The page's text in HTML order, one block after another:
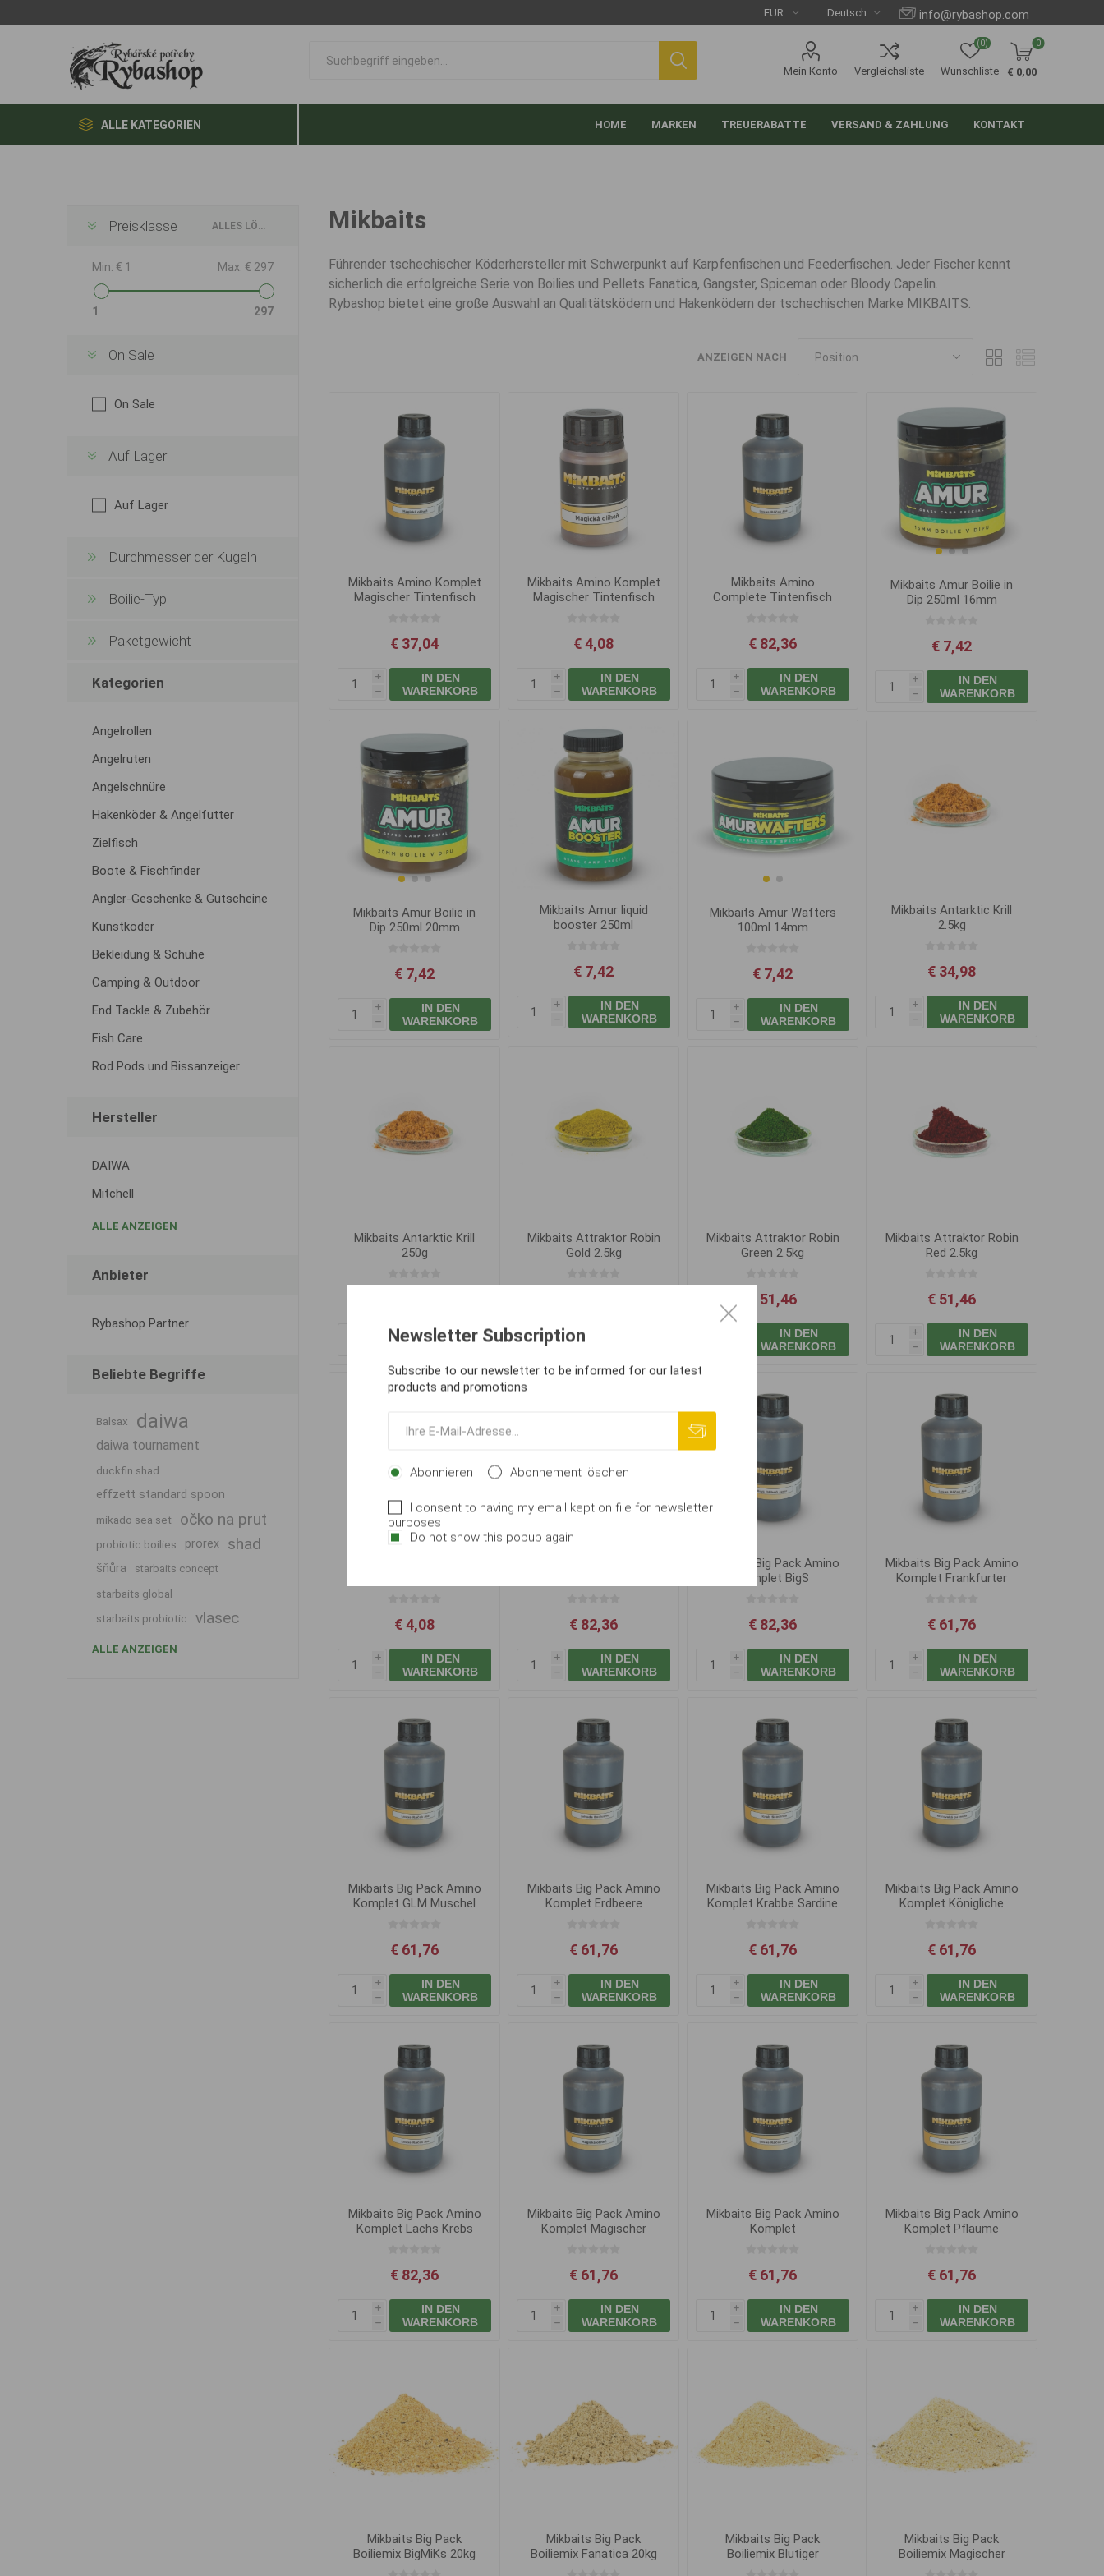
info@rybashop.com
Mein Konto Vergleichsliste Wunschliste
(0) 0
€ 0,00
ALLE KATEGORIEN HOME MARKEN TREUERABATTE VERSAND & ZAHLUNG KONTAKT
Mikbaits
Führender tschechischer Köderhersteller mit Schwerpunkt auf Karpfenfischen und Feederfischen. Jeder Fischer kennt
sicherlich die erfolgreiche Serie von Boilies und Pellets Fanatica, Gangster, Spiceman oder Bloody Capelin.
Rybashop bietet eine große Auswahl an Qualitätsködern und Hakenködern der tschechischen Marke MIKBAITS.
ANZEIGEN NACH
Mikbaits Amino Komplet
Magischer Tintenfisch
€ 37,04
i
h
IN DEN
WARENKORB
Mikbaits Amino Komplet
Magischer Tintenfisch
€ 4,08
i
h
IN DEN
WARENKORB
Mikbaits Amino
Complete Tintenfisch
€ 82,36
i
h
IN DEN
WARENKORB
Mikbaits Amur Boilie in
Dip 250ml 16mm
€ 7,42
i
h
IN DEN
WARENKORB
Mikbaits Amur Boilie in
Dip 250ml 20mm
€ 7,42
i
h
IN DEN
WARENKORB
Mikbaits Amur liquid
booster 250ml
€ 7,42
i
h
IN DEN
WARENKORB
Mikbaits Amur Wafters
100ml 14mm
€ 7,42
i
h
IN DEN
WARENKORB
Mikbaits Antarktic Krill
2.5kg
€ 34,98
i
h
IN DEN
WARENKORB
Mikbaits Antarktic Krill
250g
IN DEN
WARENKORB
Mikbaits Attraktor Robin
Gold 2.5kg
i
WARENKORB
Mikbaits Attraktor Robin
Green 2.5kg
€ 51,46
IN DEN
WARENKORB
Mikbaits Attraktor Robin
Red 2.5kg
€ 51,46
i
h
IN DEN
WARENKORB
€ 4,08
i
h
IN DEN
WARENKORB
€ 82,36
i
h
IN DEN
WARENKORB
Mikbaits Big Pack Amino
Komplet BigS
€ 82,36
i
h
IN DEN
WARENKORB
Mikbaits Big Pack Amino
Komplet Frankfurter
€ 61,76
i
h
IN DEN
WARENKORB
Mikbaits Big Pack Amino
Komplet GLM Muschel
€ 61,76
i
h
IN DEN
WARENKORB
Mikbaits Big Pack Amino
Komplet Erdbeere
€ 61,76
i
h
IN DEN
WARENKORB
Mikbaits Big Pack Amino
Komplet Krabbe Sardine
€ 61,76
i
h
IN DEN
WARENKORB
Mikbaits Big Pack Amino
Komplet Königliche
€ 61,76
i
h
IN DEN
WARENKORB
Mikbaits Big Pack Amino
Komplet Lachs Krebs
€ 82,36
i
h
IN DEN
WARENKORB
Mikbaits Big Pack Amino
Komplet Magischer
€ 61,76
i
h
IN DEN
WARENKORB
Mikbaits Big Pack Amino
Komplet
€ 61,76
i
h
IN DEN
WARENKORB
Mikbaits Big Pack Amino
Komplet Pflaume
€ 61,76
i
h
IN DEN
WARENKORB
Mikbaits Big Pack
Boiliemix BigMiKs 20kg
Mikbaits Big Pack
Boiliemix Fanatica 20kg
Mikbaits Big Pack
Boiliemix Blutiger
Mikbaits Big Pack
Boiliemix Magischer
ALLES LÖSCHEN
Preisklasse
Min: € 1 Max: € 297
1 297
On Sale
On Sale
Auf Lager
Auf Lager
Durchmesser der Kugeln
Boilie-Typ
Paketgewicht
Kategorien
Angelrollen
Angelruten
Angelschnüre
Hakenköder & Angelfutter
Zielfisch
Boote & Fischfinder
Angler-Geschenke & Gutscheine
Kunstköder
Bekleidung & Schuhe
Camping & Outdoor
End Tackle & Zubehör
Fish Care
Rod Pods und Bissanzeiger
Hersteller
DAIWA
Mitchell
ALLE ANZEIGEN
Anbieter
Rybashop Partner
Beliebte Begriffe
Balsax daiwa
daiwa tournament
duckfin shad
effzett standard spoon
mikado sea set očko na prut
probiotic boilies prorex shad
šňůra starbaits concept
starbaits global
starbaits probiotic
vlasec
ALLE ANZEIGEN
Newsletter Subscription
Subscribe to our newsletter to be informed for our latest
products and promotions
Abonnieren Abonnement löschen
I consent to having my email kept on file for newsletter
purposes
Do not show this popup again